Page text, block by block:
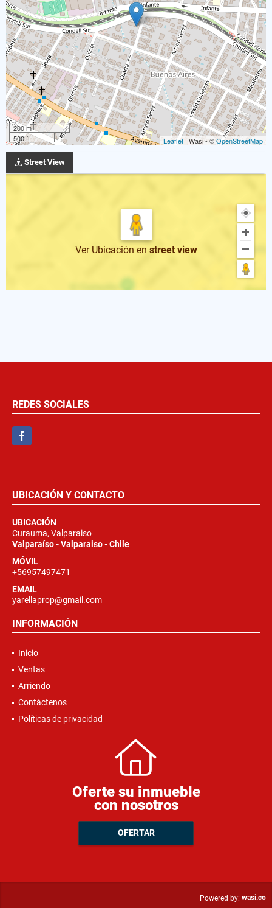
200 m
500 ft
Leaflet | Wasi - ©OpenStreetMap
Street View
Ver Ubicación en street view
REDES SOCIALES
Facebook
UBICACIÓN Y CONTACTO
UBICACIÓN
Curauma, Valparaiso
Valparaíso - Valparaiso - Chile
MÓVIL
+56957497471
EMAIL
yarellaprop@gmail.com
INFORMACIÓN
Inicio
Ventas
Arriendo
Contáctenos
Políticas de privacidad
Oferte su inmueble
con nosotros
OFERTAR
Powered by: wasi.co